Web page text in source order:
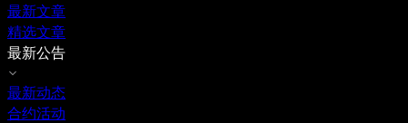
最新文章
精选文章
最新公告
最新动态
合约活动